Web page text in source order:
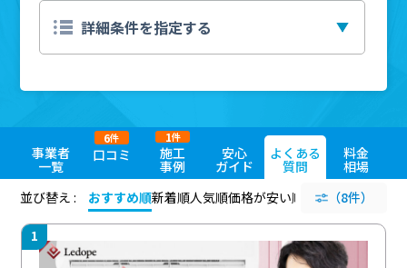
事業者
一覧
口コミ
6件
施工
事例
1件
安心
ガイド
よくある
質問
料金
相場
並び替え :
おすすめ順新着順人気順価格が安い順 評価が高い順
（8件）
1